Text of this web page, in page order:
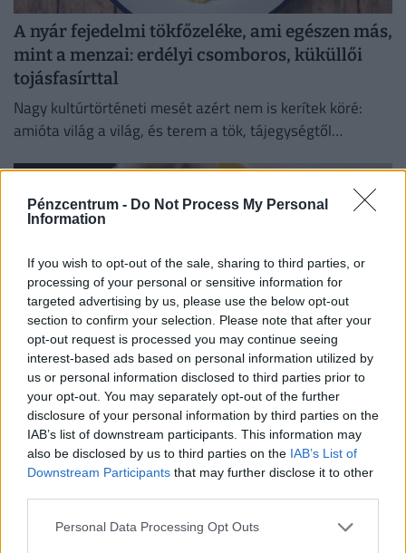
Pénzcentrum - Do Not Process My Personal
Information
If you wish to opt-out of the sale, sharing to third parties, or
processing of your personal or sensitive information for
targeted advertising by us, please use the below opt-out
section to confirm your selection. Please note that after your
opt-out request is processed you may continue seeing
interest-based ads based on personal information utilized by
us or personal information disclosed to third parties prior to
your opt-out. You may separately opt-out of the further
disclosure of your personal information by third parties on the
IAB’s list of downstream participants. This information may
also be disclosed by us to third parties on the IAB’s List of
Downstream Participants that may further disclose it to other
Personal Data Processing Opt Outs
A nyár fejedelmi tökfőzeléke, ami egészen más,
mint a menzai: erdélyi csomboros, küküllői
tojásfasírttal
Nagy kultúrtörténeti mesét azért nem is kerítek köré:
amióta világ a világ, és terem a tök, tájegységtől
módszerére.
Felejtsd el a naftalint: működik az egyszerű
házi trükk, amivel kiirthatod a lakásból a
molylepkét
Itt az őrült kánikula, csukod az ajtót-ablakot, mégis
folyton repked valami? Lehet, hogy molylepkék
szabadulhatsz meg...